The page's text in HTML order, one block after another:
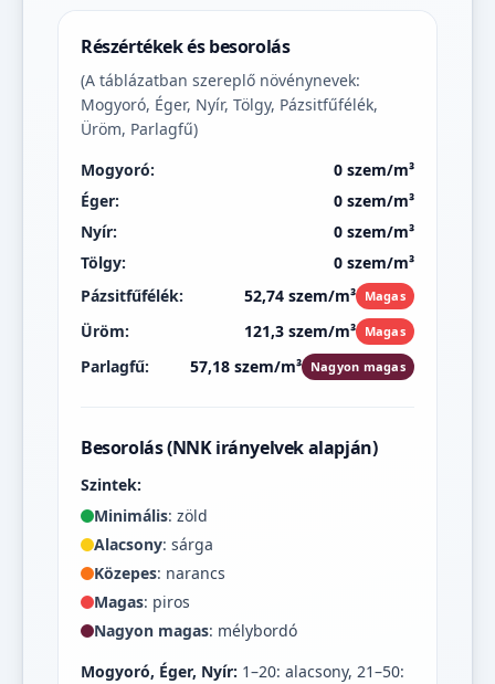
Részértékek és besorolás
(A táblázatban szereplő növénynevek:
Mogyoró, Éger, Nyír, Tölgy, Pázsitfűfélék,
Üröm, Parlagfű)
Mogyoró:
0 szem/m³
Éger:
0 szem/m³
Nyír:
0 szem/m³
Tölgy:
0 szem/m³
Pázsitfűfélék:
52,74 szem/m³ Magas
Üröm: 121,3 szem/m³ Magas
Parlagfű: 57,18 szem/m³ Nagyon magas
Besorolás (NNK irányelvek alapján)
Szintek:
Minimális: zöld
Alacsony: sárga
Közepes: narancs
Magas: piros
Nagyon magas: mélybordó
Mogyoró, Éger, Nyír: 1–20: alacsony, 21–50: